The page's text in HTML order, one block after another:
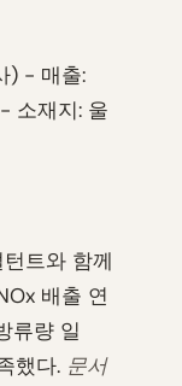
) - 매출:
소재지: 울
트와 함께
배출 연
류량 일
했다. 문서